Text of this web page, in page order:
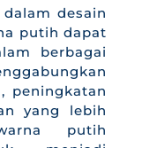
desain
putih dapat
berbagai
peningkatan
yang lebih
putih